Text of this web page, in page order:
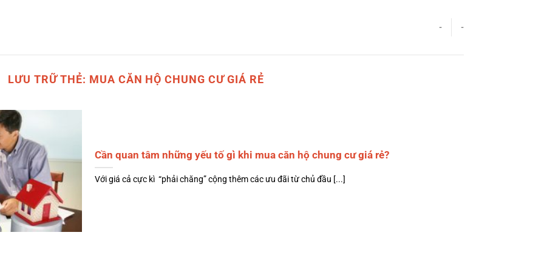
- -
LƯU TRỮ THẺ: MUA CĂN HỘ CHUNG CƯ GIÁ RẺ
Cần quan tâm những yếu tố gì khi mua căn hộ chung cư giá rẻ?
Với giá cả cực kì “phải chăng” cộng thêm các ưu đãi từ chủ đầu [...]